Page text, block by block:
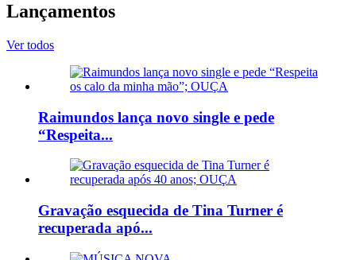
Lançamentos
Ver todos
Raimundos lança novo single e pede
“Respeita...
Gravação esquecida de Tina Turner é
recuperada apó...